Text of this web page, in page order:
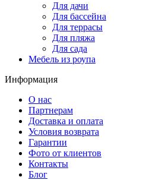
Для дачи
Для бассейна
Для террасы
Для пляжа
Для сада
Мебель из роупа
Информация
О нас
Партнерам
Доставка и оплата
Условия возврата
Гарантии
Фото от клиентов
Контакты
Блог